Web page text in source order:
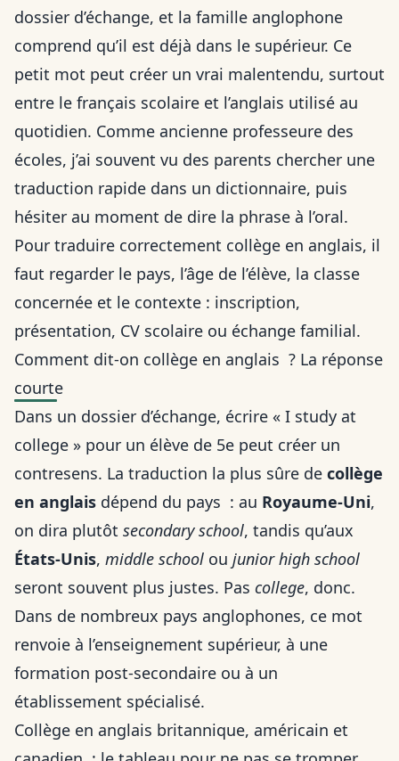
dossier d’échange, et la famille anglophone
comprend qu’il est déjà dans le supérieur. Ce
petit mot peut créer un vrai malentendu, surtout
entre le français scolaire et l’anglais utilisé au
quotidien. Comme ancienne professeure des
écoles, j’ai souvent vu des parents chercher une
traduction rapide dans un dictionnaire, puis
hésiter au moment de dire la phrase à l’oral.
Pour traduire correctement collège en anglais, il
faut regarder le pays, l’âge de l’élève, la classe
concernée et le contexte : inscription,
présentation, CV scolaire ou échange familial.
Comment dit-on collège en anglais ? La réponse
courte
Dans un dossier d’échange, écrire « I study at
college » pour un élève de 5e peut créer un
contresens. La traduction la plus sûre de collège
en anglais dépend du pays : au Royaume-Uni,
on dira plutôt secondary school, tandis qu’aux
États-Unis, middle school ou junior high school
seront souvent plus justes. Pas college, donc.
Dans de nombreux pays anglophones, ce mot
renvoie à l’enseignement supérieur, à une
formation post-secondaire ou à un
établissement spécialisé.
Collège en anglais britannique, américain et